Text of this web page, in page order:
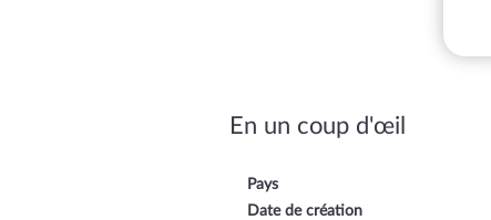
En un coup d'œil
Pays
Date de création